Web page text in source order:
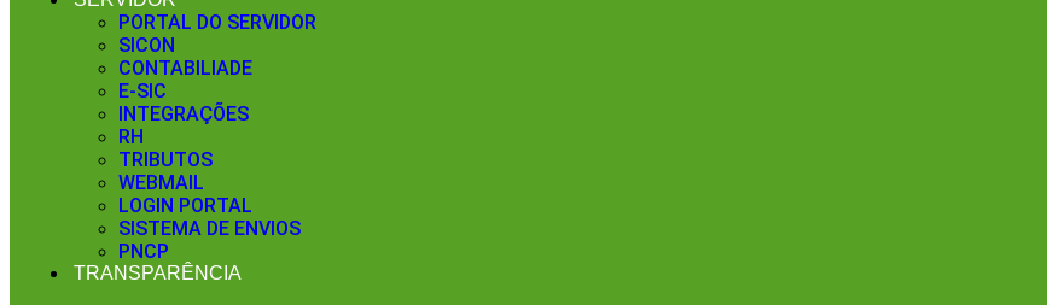
PORTAL DO SERVIDOR
SICON
CONTABILIADE
E-SIC
INTEGRAÇÕES
RH
TRIBUTOS
WEBMAIL
LOGIN PORTAL
SISTEMA DE ENVIOS
PNCP
TRANSPARÊNCIA